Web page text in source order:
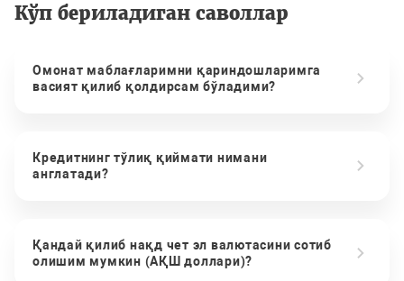
Кўп бериладиган саволлар
Омонат маблағларимни қариндошларимга
васият қилиб қолдирсам бўладими?
Кредитнинг тўлиқ қиймати нимани
англатади?
Қандай қилиб нақд чет эл валютасини сотиб
олишим мумкин (АҚШ доллари)?